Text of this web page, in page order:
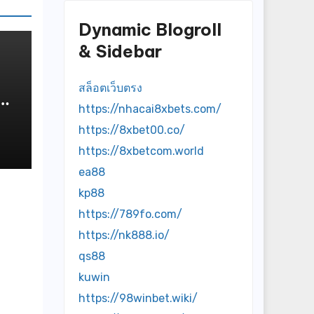
Dynamic Blogroll
& Sidebar
สล็อตเว็บตรง
https://nhacai8xbets.com/
https://8xbet00.co/
https://8xbetcom.world
ea88
kp88
https://789fo.com/
https://nk888.io/
qs88
kuwin
https://98winbet.wiki/